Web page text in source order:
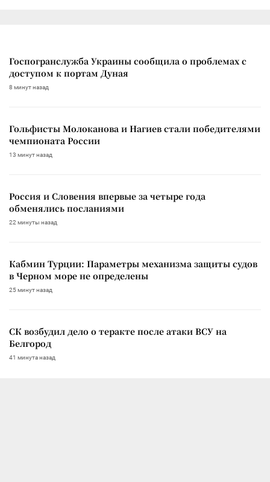
Госпогранслужба Украины сообщила о проблемах с
доступом к портам Дуная
8 минут назад
Гольфисты Молоканова и Нагиев стали победителями
чемпионата России
13 минут назад
Россия и Словения впервые за четыре года
обменялись посланиями
22 минуты назад
Кабмин Турции: Параметры механизма защиты судов
в Черном море не определены
25 минут назад
СК возбудил дело о теракте после атаки ВСУ на
Белгород
41 минута назад